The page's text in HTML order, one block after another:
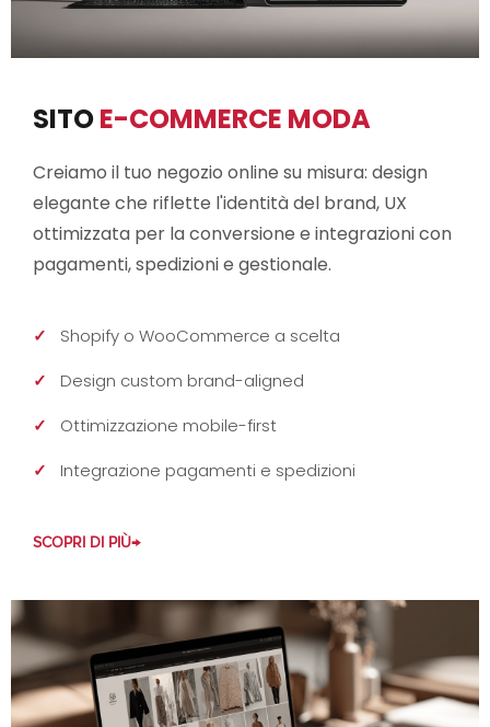
SITOE-COMMERCE MODA
Creiamo il tuo negozio online su misura: design
elegante che riflette l'identità del brand, UX
ottimizzata per la conversione e integrazioni con
pagamenti, spedizioni e gestionale.
Shopify o WooCommerce a scelta
Design custom brand-aligned
Ottimizzazione mobile-first
Integrazione pagamenti e spedizioni
SCOPRI DI PIÙ